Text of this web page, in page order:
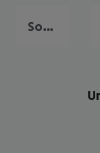
Soma Bay